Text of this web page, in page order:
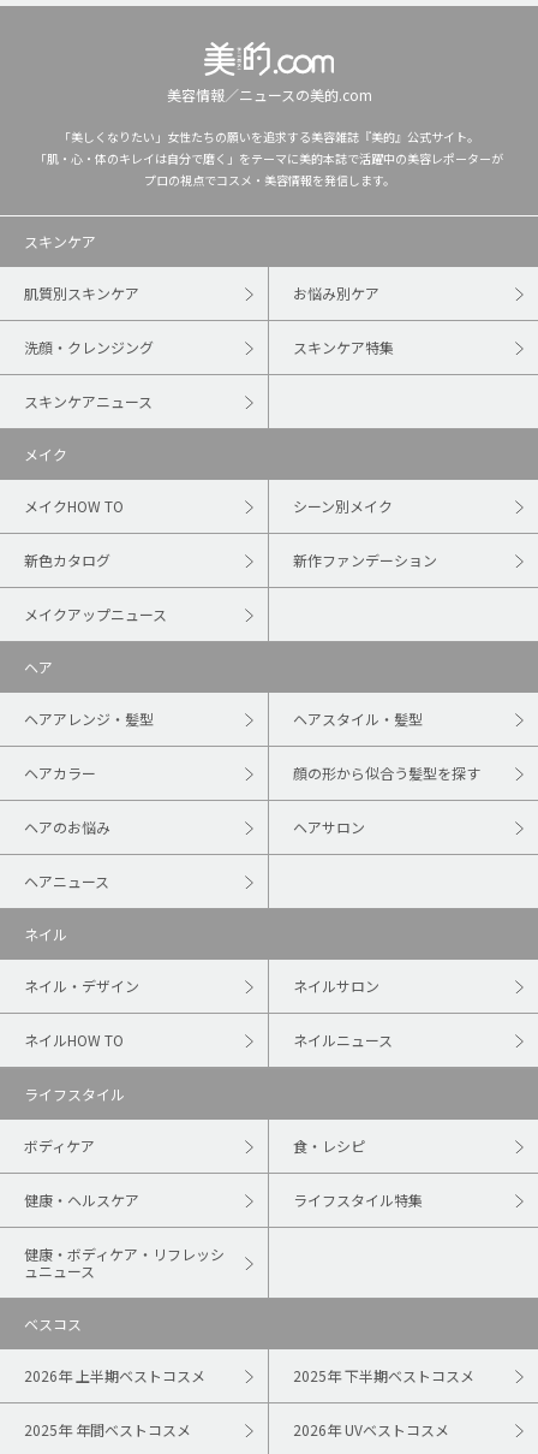
美容情報／ニュースの美的.com
「美しくなりたい」女性たちの願いを追求する美容雑誌『美的』公式サイト。
「肌・心・体のキレイは自分で磨く」をテーマに美的本誌で活躍中の美容レポーターが
プロの視点でコスメ・美容情報を発信します。
スキンケア
肌質別スキンケア お悩み別ケア
洗顔・クレンジング スキンケア特集
スキンケアニュース
メイク
メイクHOW TO シーン別メイク
新色カタログ 新作ファンデーション
メイクアップニュース
ヘア
ヘアアレンジ・髪型 ヘアスタイル・髪型
ヘアカラー 顔の形から似合う髪型を探す
ヘアのお悩み ヘアサロン
ヘアニュース
ネイル
ネイル・デザイン ネイルサロン
ネイルHOW TO ネイルニュース
ライフスタイル
ボディケア 食・レシピ
健康・ヘルスケア ライフスタイル特集
健康・ボディケア・リフレッシ
ュニュース
ベスコス
2026年 上半期ベストコスメ 2025年 下半期ベストコスメ
2025年 年間ベストコスメ 2026年 UVベストコスメ